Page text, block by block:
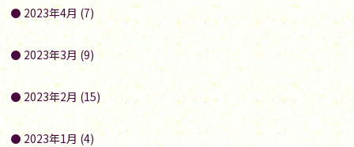
2023年4月 (7)
2023年3月 (9)
2023年2月 (15)
2023年1月 (4)